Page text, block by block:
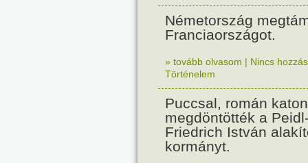
Németország
Franciaországot.
» tovább olvasom | Nincs
Történelem
Puccsal, román
megdöntötték a
Friedrich István
kormányt.